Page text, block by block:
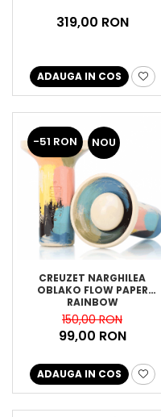
319,00 RON
ADAUGA IN COS
-51 RON NOU
CREUZET NARGHILEA
OBLAKO FLOW PAPER
RAINBOW
150,00 RON
99,00 RON
ADAUGA IN COS